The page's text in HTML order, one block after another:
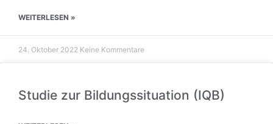
WEITERLESEN »
24. Oktober 2022 Keine Kommentare
Studie zur Bildungssituation (IQB)